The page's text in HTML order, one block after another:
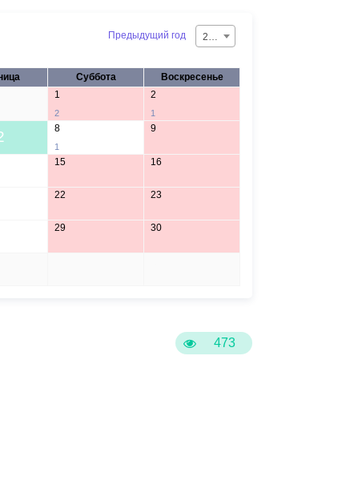
473
Предыдущий год 2026
Суббота Воскресенье
1
2
2
1
8
1
9
15 16
22 23
29 30